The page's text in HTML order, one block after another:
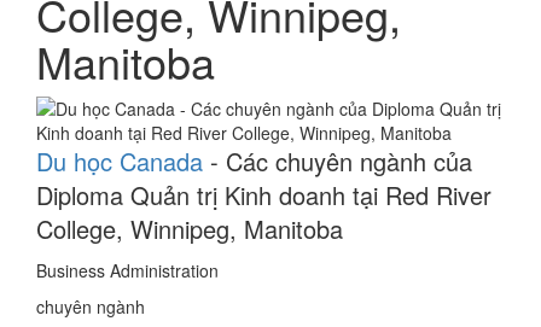
College, Winnipeg,
Manitoba
Du học Canada - Các chuyên ngành của
Diploma Quản trị Kinh doanh tại Red River
College, Winnipeg, Manitoba
Business Administration
chuyên ngành